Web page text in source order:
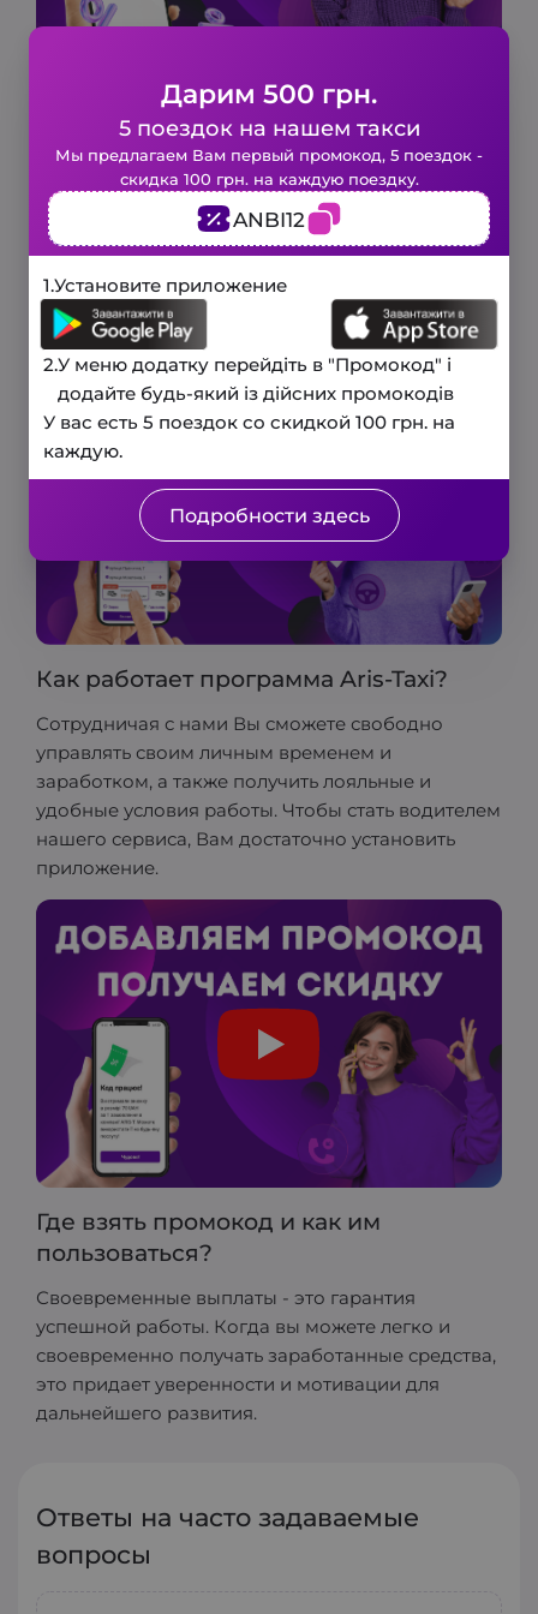
Как зарегистрироваться в Aris-Taxi?
Ми покажем как зарегистрироваться и получить
промокоды! С нами – комфорт и пунктуальность.
Междугородние поездки на такси без забот
вместе с Aris-Taxi. Дарим 500 грн. 5 поездок на
промокод ANBI12 – скидка по 100 грн. на 5
поездок.
Как работает программа Aris-Taxi?
Сотрудничая с нами Вы сможете свободно
управлять своим личным временем и
заработком, а также получить лояльные и
удобные условия работы. Чтобы стать водителем
нашего сервиса, Вам достаточно установить
приложение.
Где взять промокод и как им
пользоваться?
Своевременные выплаты - это гарантия
успешной работы. Когда вы можете легко и
своевременно получать заработанные средства,
это придает уверенности и мотивации для
дальнейшего развития.
Ответы на часто задаваемые
вопросы
Закажите такси в 1 клик!
Заполните короткую форму и наше
авто будет у вас уже через
несколько минут.
Телефон
Ваше имя
3 минуты
и мы вам перезвоним!
Спасибо, Ваш запрос принят, и мы
вскоре свяжемся с вами для
подтверждения деталей.
Закрыть
Дарим 500 грн.
5 поездок на нашем такси
Мы предлагаем Вам первый промокод, 5 поездок -
скидка 100 грн. на каждую поездку.
ANBI12
1.Установите приложение
2.У меню додатку перейдіть в "Промокод" і
додайте будь-який із дійсних промокодів
У вас есть 5 поездок со скидкой 100 грн. на
каждую.
Подробности здесь